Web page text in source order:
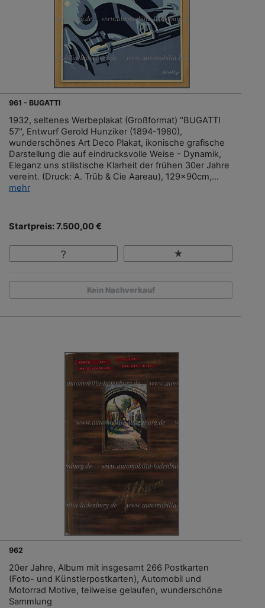
961 - BUGATTI
1932, seltenes Werbeplakat (Großformat) "BUGATTI
57", Entwurf Gerold Hunziker (1894-1980),
wunderschönes Art Deco Plakat, ikonische grafische
Darstellung die auf eindrucksvolle Weise - Dynamik,
Eleganz uns stilistische Klarheit der frühen 30er Jahre
vereint. (Druck: A. Trüb & Cie Aareau), 129x90cm,...
mehr
Startpreis: 7.500,00 €
Kein Nachverkauf
962
20er Jahre, Album mit insgesamt 266 Postkarten
(Foto- und Künstlerpostkarten), Automobil und
Motorrad Motive, teilweise gelaufen, wunderschöne
Sammlung